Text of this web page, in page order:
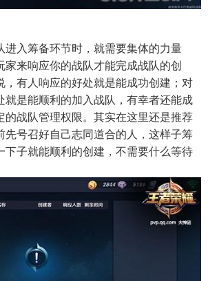
进入筹备环节时，就需要集体的力量
家来响应你的战队才能完成战队的创
，有人响应的好处就是能成功创建；对
就是能顺利的加入战队，有幸者还能成
的战队管理权限。其实在这里还是推荐
先号召好自己志同道合的人，这样子筹
下子就能顺利的创建，不需要什么等待